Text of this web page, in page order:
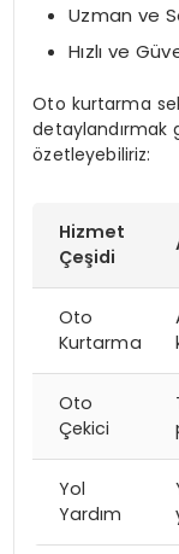
Uzman ve
Hızlı ve
Oto kurtarma
detaylandırmak
özetleyebiliriz:
Hizmet
Çeşidi
Oto
Kurtarma
Oto
Çekici
Yol
Yardım